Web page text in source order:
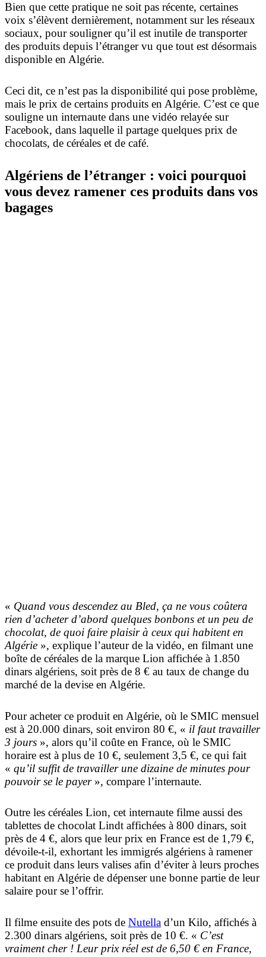
Bien que cette pratique ne soit pas récente, certaines
voix s’élèvent dernièrement, notamment sur les réseaux
sociaux, pour souligner qu’il est inutile de transporter
des produits depuis l’étranger vu que tout est désormais
disponible en Algérie.
Ceci dit, ce n’est pas la disponibilité qui pose problème,
mais le prix de certains produits en Algérie. C’est ce que
souligne un internaute dans une vidéo relayée sur
Facebook, dans laquelle il partage quelques prix de
chocolats, de céréales et de café.
Algériens de l’étranger : voici pourquoi
vous devez ramener ces produits dans vos
bagages
« Quand vous descendez au Bled, ça ne vous coûtera
rien d’acheter d’abord quelques bonbons et un peu de
chocolat, de quoi faire plaisir à ceux qui habitent en
Algérie », explique l’auteur de la vidéo, en filmant une
boîte de céréales de la marque Lion affichée à 1.850
dinars algériens, soit près de 8 € au taux de change du
marché de la devise en Algérie.
Pour acheter ce produit en Algérie, où le SMIC mensuel
est à 20.000 dinars, soit environ 80 €, « il faut travailler
3 jours », alors qu’il coûte en France, où le SMIC
horaire est à plus de 10 €, seulement 3,5 €, ce qui fait
« qu’il suffit de travailler une dizaine de minutes pour
pouvoir se le payer», compare l’internaute.
Outre les céréales Lion, cet internaute filme aussi des
tablettes de chocolat Lindt affichées à 800 dinars, soit
près de 4 €, alors que leur prix en France est de 1,79 €,
dévoile-t-il, exhortant les immigrés algériens à ramener
ce produit dans leurs valises afin d’éviter à leurs proches
habitant en Algérie de dépenser une bonne partie de leur
salaire pour se l’offrir.
Il filme ensuite des pots de Nutella d’un Kilo, affichés à
2.300 dinars algériens, soit près de 10 €. « C’est
vraiment cher ! Leur prix réel est de 6,50 € en France,